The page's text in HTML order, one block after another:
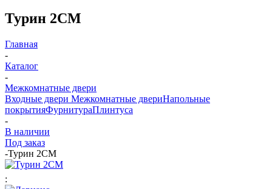
Турин 2СМ
Главная
-
Каталог
-
Межкомнатные двери
Входные двери Межкомнатные двериНапольные
покрытияФурнитураПлинтуса
-
В наличии
Под заказ
-Турин 2СМ
: